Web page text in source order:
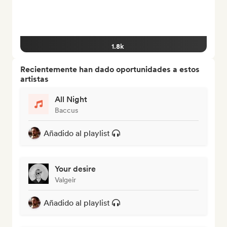
1.8k
Recientemente han dado oportunidades a estos
artistas
All Night
Baccus
Añadido al playlist
Your desire
Valgeir
Añadido al playlist